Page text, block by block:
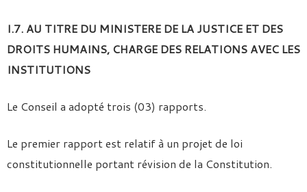
I.7. AU TITRE DU MINISTERE DE LA JUSTICE ET DES
DROITS HUMAINS, CHARGE DES RELATIONS AVEC LES
INSTITUTIONS
Le Conseil a adopté trois (03) rapports.
Le premier rapport est relatif à un projet de loi
constitutionnelle portant révision de la Constitution.